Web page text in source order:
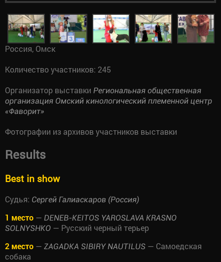
Россия, Омск
Количество участников: 245
Организатор выставки Региональная общественная
организация Омский кинологический племенной центр
«Фаворит»
Фотографии из архивов участников выставки
Results
Best in show
Судья: Сергей Галиаскаров (Россия)
1 место — DENEB-KEITOS YAROSLAVA KRASNO
SOLNYSHKO — Русский черный терьер
2 место — ZAGADKA SIBIRY NAUTILUS — Самоедская
собака